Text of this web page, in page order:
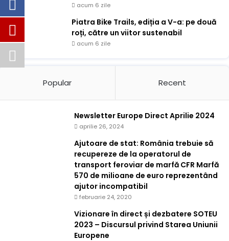
acum 6 zile
Piatra Bike Trails, ediția a V-a: pe două
roți, către un viitor sustenabil
acum 6 zile
Popular Recent
Newsletter Europe Direct Aprilie 2024
aprilie 26, 2024
Ajutoare de stat: România trebuie să
recupereze de la operatorul de
transport feroviar de marfă CFR Marfă
570 de milioane de euro reprezentând
ajutor incompatibil
februarie 24, 2020
Vizionare în direct și dezbatere SOTEU
2023 – Discursul privind Starea Uniunii
Europene